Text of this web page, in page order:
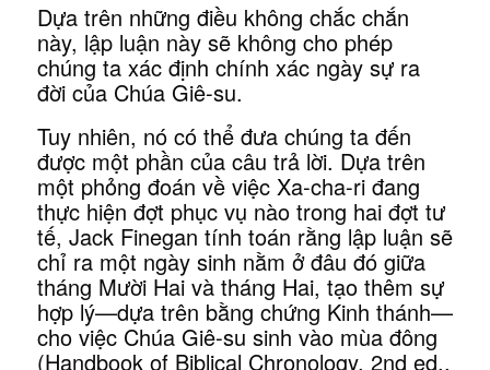
Dựa trên những điều không chắc chắn
này, lập luận này sẽ không cho phép
chúng ta xác định chính xác ngày sự ra
đời của Chúa Giê-su.
Tuy nhiên, nó có thể đưa chúng ta đến
được một phần của câu trả lời. Dựa trên
một phỏng đoán về việc Xa-cha-ri đang
thực hiện đợt phục vụ nào trong hai đợt tư
tế, Jack Finegan tính toán rằng lập luận sẽ
chỉ ra một ngày sinh nằm ở đâu đó giữa
tháng Mười Hai và tháng Hai, tạo thêm sự
hợp lý—dựa trên bằng chứng Kinh thánh—
cho việc Chúa Giê-su sinh vào mùa đông
(Handbook of Biblical Chronology, 2nd ed.,